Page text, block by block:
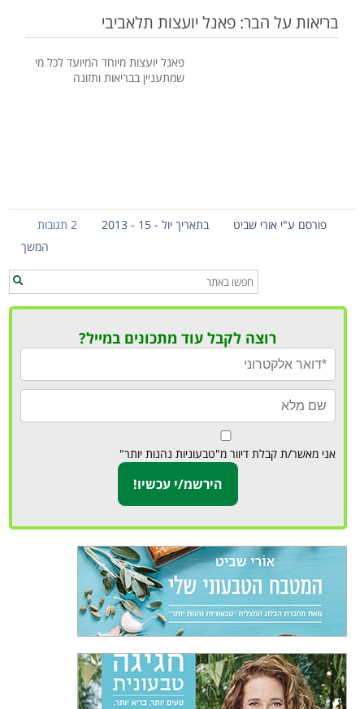
בריאות על הבר: פאנל יועצות תלאביבי
פאנל יועצות מיוחד המיועד לכל מי
שמתעניין בבריאות ותזונה
פורסם ע"י אורי שביט בתאריך יול - 15 - 2013
2 תגובות
המשך
רוצה לקבל עוד מתכונים במייל?
אני מאשר/ת קבלת דיוור מ"טבעוניות נהנות יותר"